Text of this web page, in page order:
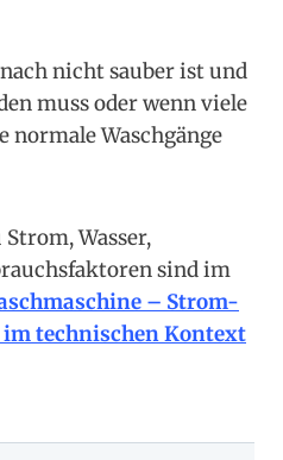
nicht sauber ist und
muss oder wenn viele
normale Waschgänge
Wasser,
sind im
– Strom-
technischen Kontext